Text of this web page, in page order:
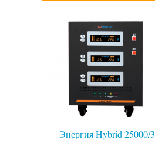
Энергия Hybrid 25000/3